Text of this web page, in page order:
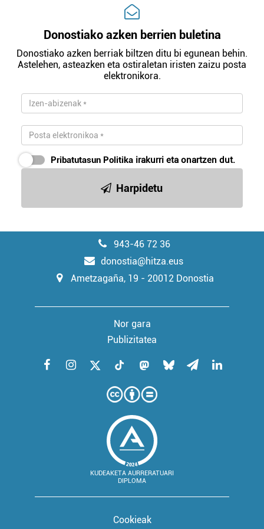
Donostiako azken berrien buletina
Donostiako azken berriak biltzen ditu bi egunean behin.
Astelehen, asteazken eta ostiraletan iristen zaizu posta
elektronikora.
Pribatutasun Politika irakurri eta onartzen dut.
Harpidetu
943-46 72 36
donostia@hitza.eus
Ametzagaña, 19 - 20012 Donostia
Nor gara
Publizitatea
KUDEAKETA AURRERATUARI
DIPLOMA
Cookieak